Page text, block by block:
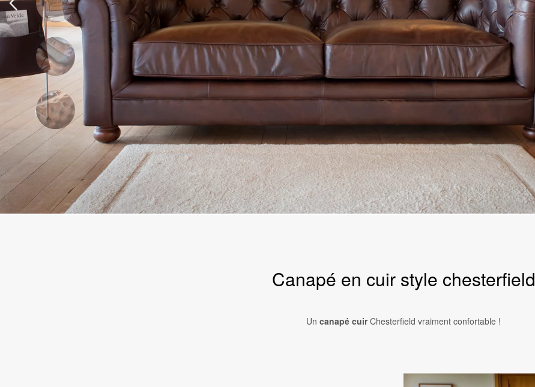
Canapé en cuir style chesterfield
Un canapé cuirChesterfield vraiment confortable !